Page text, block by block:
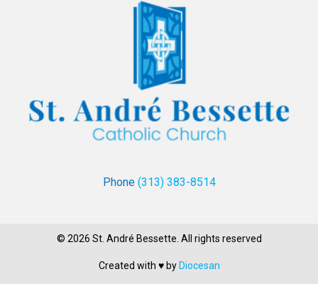
Phone (313) 383-8514
© 2026 St. André Bessette. All rights reserved
Created with ♥ by Diocesan